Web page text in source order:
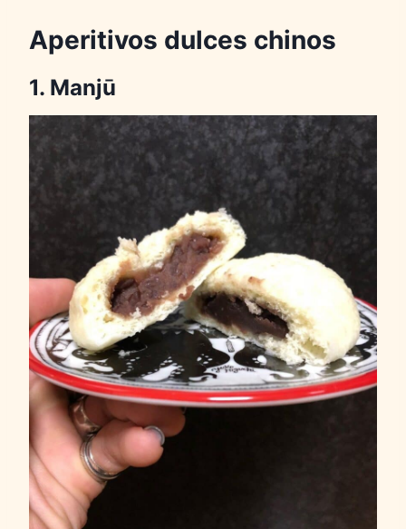
Aperitivos dulces chinos
1. Manjū